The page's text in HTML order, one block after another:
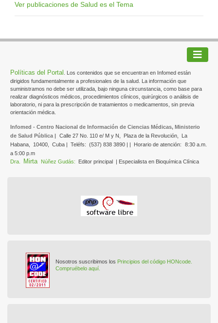
Ver publicaciones de Salud es el Tema
Políticas del Portal
. Los contenidos que se encuentran en Infomed están
dirigidos fundamentalmente a profesionales de la salud. La información que
suministramos no debe ser utilizada, bajo ninguna circunstancia, como base para
realizar diagnósticos médicos, procedimientos clínicos, quirúrgicos o análisis de
laboratorio, ni para la prescripción de tratamientos o medicamentos, sin previa
orientación médica.
Infomed - Centro Nacional de Información de Ciencias Médicas, Ministerio
de Salud Pública | Calle 27 No. 110 e/ M y N, Plaza de la Revolución,
La
Habana, 10400, Cuba | Teléfs: (537) 838 3890 | | Horario de atención:
8:30 a.m.
a 5:00 p.m
Dra.
Mirta Núñez Gudás: Editor principal | Especialista en Bioquímica Clínica
Nosotros suscribimos los Principios del código HONcode.
Compruébelo aquí.